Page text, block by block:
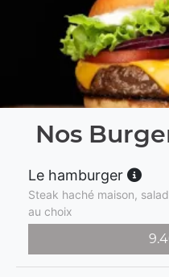
Nos
Le hamburger
Steak haché maison,
au choix